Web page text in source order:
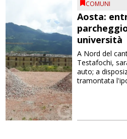
COMUNI
Aosta:
università
A Nord del
Testafochi,
auto; a
tramontata